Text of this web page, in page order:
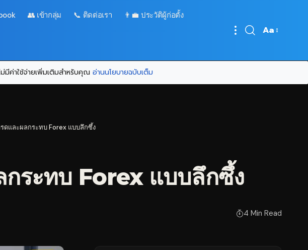
👥 เข้ากลุ่ม 📞 ติดต่อเรา 👨‍💼 ประวัติผู้ก่อตั้ง
Font
Aa
ค่าใช้จ่ายเพิ่มเติมสำหรับคุณ อ่านนโยบายฉบับเต็ม
ดและผลกระทบ Forex แบบลึกซึ้ง
ระทบ Forex แบบลึกซึ้ง
4 Min Read